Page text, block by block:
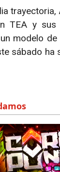
TEA y
modelo
sábado ha